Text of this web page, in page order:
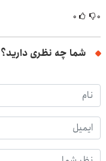
۰ ۰
شما چه نظری دارید؟